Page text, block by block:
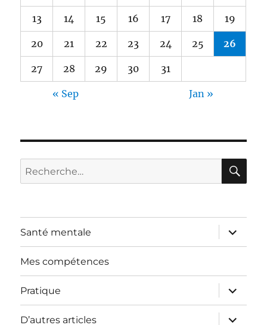
13 14 15 16 17 18 19
20 21 22 23 24 25 26
27 28 29 30 31
« Sep Jan »
Recherche
pour :
Santé mentale
ouvrir
le
sous-
Mes compétences
Pratique
ouvrir
le
sous-
menu
D’autres articles
ouvrir